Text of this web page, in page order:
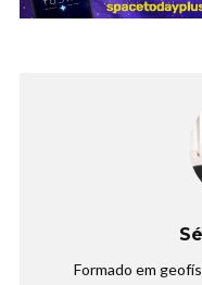
Formado em